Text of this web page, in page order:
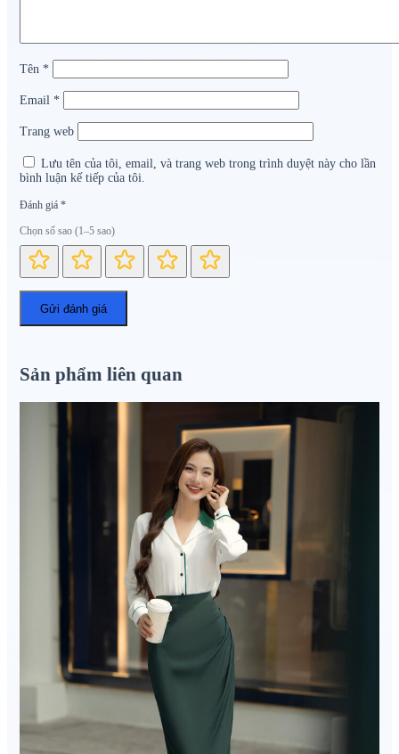
Tên *
Email *
Trang web
Lưu tên của tôi, email, và trang web trong trình duyệt này cho lần
bình luận kế tiếp của tôi.
Đánh giá *
Chọn số sao (1–5 sao)
Sản phẩm liên quan